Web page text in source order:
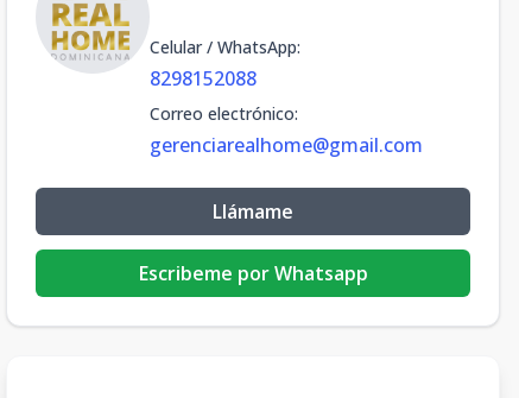
Celular / WhatsApp:
8298152088
Correo electrónico:
gerenciarealhome@gmail.com
Llámame
Escribeme por Whatsapp